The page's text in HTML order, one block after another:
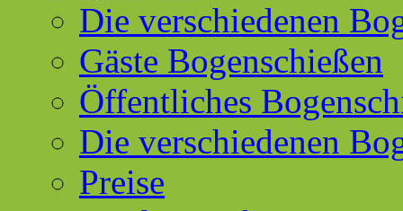
Die verschiedenen
Gäste Bogenschießen
Öffentliches
Die verschiedenen
Preise